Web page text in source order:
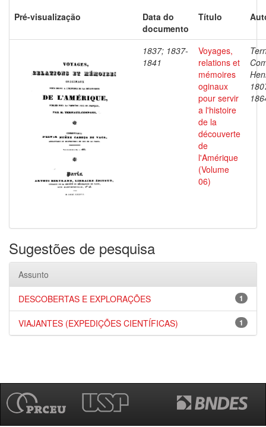
Pré-visualização
Data do
documento
Título
1837; 1837-
1841
Voyages,
relations et
mémoires
oginaux
pour servir
a l'histoire
de la
découverte
de
l'Amérique
(Volume
06)
Sugestões de pesquisa
Assunto
1
DESCOBERTAS E EXPLORAÇÕES
1
VIAJANTES (EXPEDIÇÕES CIENTÍFICAS)